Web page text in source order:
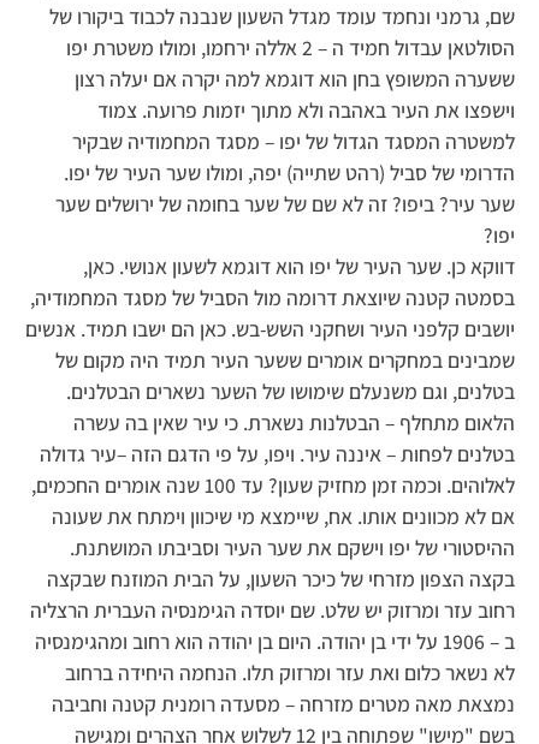
שם, גרמני ונחמד עומד מגדל השעון שנבנה לכבוד ביקורו של
הסולטאן עבדול חמיד ה – 2 אללה ירחמו, ומולו משטרת יפו
ששערה המשופץ בחן הוא דוגמא למה יקרה אם יעלה רצון
וישפצו את העיר באהבה ולא מתוך יזמות פרועה. צמוד
למשטרה המסגד הגדול של יפו – מסגד המחמודיה שבקיר
הדרומי של סביל (רהט שתייה) יפה, ומולו שער העיר של יפו.
שער עיר? ביפו? זה לא שם של שער בחומה של ירושלים שער
יפו?
דווקא כן. שער העיר של יפו הוא דוגמא לשעון אנושי. כאן,
בסמטה קטנה שיוצאת דרומה מול הסביל של מסגד המחמודיה,
יושבים קלפני העיר ושחקני השש-בש. כאן הם ישבו תמיד. אנשים
שמבינים במחקרים אומרים ששער העיר תמיד היה מקום של
בטלנים, וגם משנעלם שימושו של השער נשארים הבטלנים.
הלאום מתחלף – הבטלנות נשארת. כי עיר שאין בה עשרה
בטלנים לפחות – איננה עיר. ויפו, על פי הדגם הזה –עיר גדולה
לאלוהים. וכמה זמן מחזיק שעון? עד 100 שנה אומרים החכמים,
אם לא מכוונים אותו. אח, שיימצא מי שיכוון וימתח את שעונה
ההיסטורי של יפו וישקם את שער העיר וסביבתו המושתנת.
בקצה הצפון מזרחי של כיכר השעון, על הבית המוזנח שבקצה
רחוב עזר ומרזוק יש שלט. שם יוסדה הגימנסיה העברית הרצליה
ב – 1906 על ידי בן יהודה. היום בן יהודה הוא רחוב ומהגימנסיה
לא נשאר כלום ואת עזר ומרזוק תלו. הנחמה היחידה ברחוב
נמצאת מאה מטרים מזרחה – מסעדה רומנית קטנה וחביבה
בשם "מישו" שפתוחה בין 12 לשלוש אחר הצהרים ומגישה